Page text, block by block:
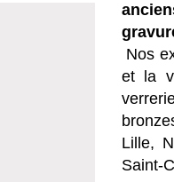
Nos
et la
Lille,
Saint-